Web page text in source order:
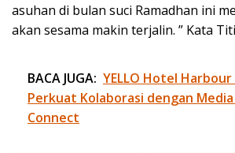
asuhan di bulan suci Ramadhan ini
akan sesama makin terjalin. ” Kata
BACA JUGA: YELLO Hotel
Perkuat Kolaborasi dengan Media
Connect